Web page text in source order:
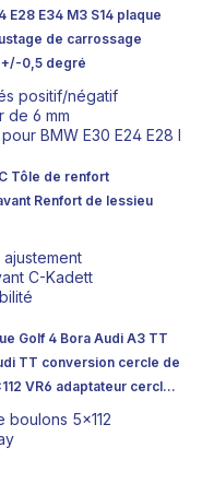
E28 E34 M3 S14 plaque
+/-0,5 degré
positif/négatif
de 6 mm
BMW E30 E24 E28
Tôle de renfort
Renfort de lessieu
C-Kadett
Golf 4 Bora Audi A3 TT
TT conversion cercle de
VR6 adaptateur cercle
arrière
boulons 5x112